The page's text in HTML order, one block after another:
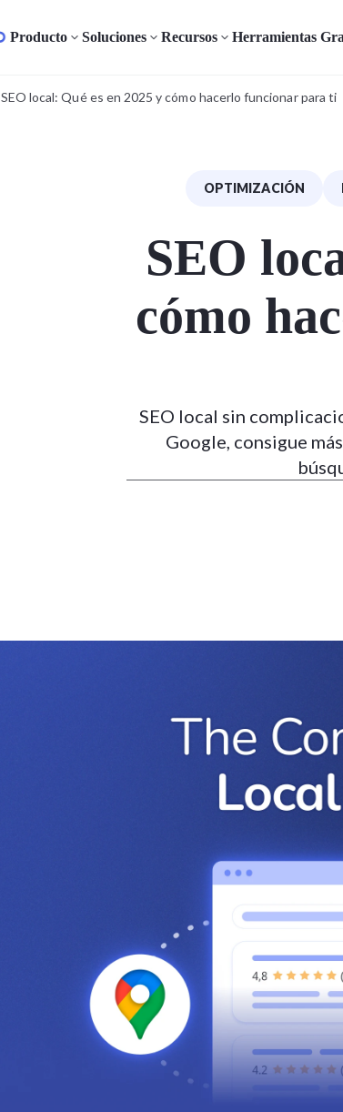
Producto Soluciones Recursos Herramientas
SEO local: Qué es en 2025 y cómo hacerlo funcionar para ti
OPTIMIZACIÓN
SEO
cómo
SEO local sin
Google, consigue